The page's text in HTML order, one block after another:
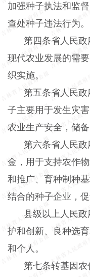
加强种子执法和监
查处种子违法行为。
第四条省人民
现代农业发展的需
织实施。
第五条省人民
子主要用于发生灾
农业生产安全，储
第六条省人民
金，用于支持农作
和推广、育种制种
结合的种子企业，
县级以上人民
护和创新、良种选
和个人。
第七条转基因农